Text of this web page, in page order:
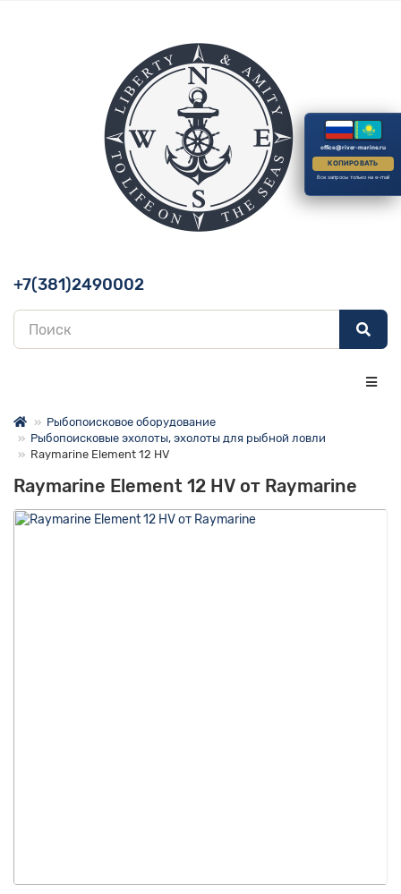
+7(381)2490002
Рыбопоисковое оборудование
Рыбопоисковые эхолоты, эхолоты для рыбной ловли
Raymarine Element 12 HV
Raymarine Element 12 HV от Raymarine
office@river-marine.ru
КОПИРОВАТЬ
Все запросы только на e-mail